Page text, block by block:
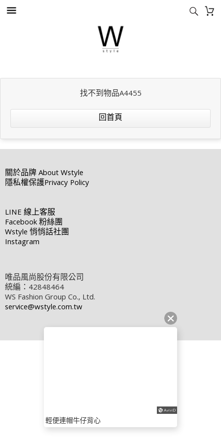
找不到物品A4455
回首頁
關於品牌About Wstyle
隱私權保護Privacy Policy
LINE線上客服
Facebook粉絲團
Wstyle悄悄話社團
Instagram
唯品風尚股份有限公司
統編：42848464
WS Fashion Group Co., Ltd.
service@wstyle.com.tw
輕便連帽牛仔背心